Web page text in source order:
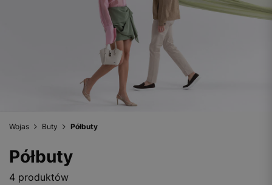
Wojas Buty Półbuty
Półbuty
4 produktów